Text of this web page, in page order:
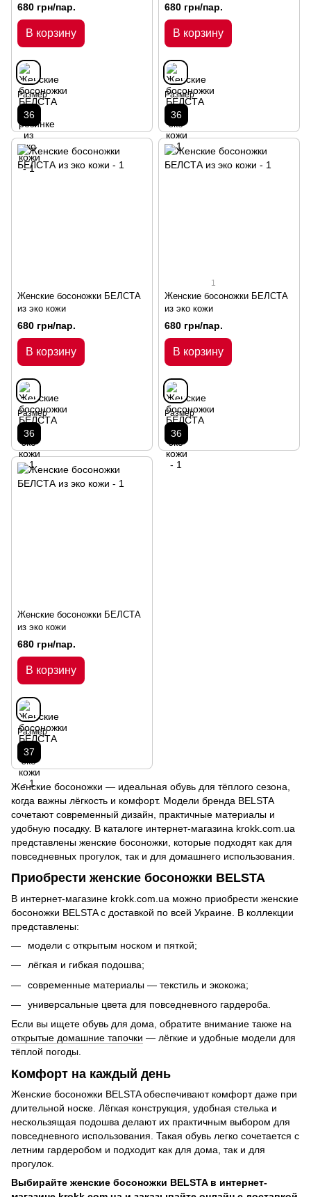
680 грн/пар.
В корзину
Размер
36
680 грн/пар.
В корзину
Размер
36
Женские босоножки БЕЛСТА
из эко кожи
680 грн/пар.
В корзину
Размер
36
1
Женские босоножки БЕЛСТА
из эко кожи
680 грн/пар.
В корзину
Размер
36
Женские босоножки БЕЛСТА
из эко кожи
680 грн/пар.
В корзину
Размер
37
Женские босоножки — идеальная обувь для тёплого сезона,
когда важны лёгкость и комфорт. Модели бренда BELSTA
сочетают современный дизайн, практичные материалы и
удобную посадку. В каталоге интернет-магазина krokk.com.ua
представлены женские босоножки, которые подходят как для
повседневных прогулок, так и для домашнего использования.
Приобрести женские босоножки BELSTA
В интернет-магазине krokk.com.ua можно приобрести женские
босоножки BELSTA с доставкой по всей Украине. В коллекции
представлены:
модели с открытым носком и пяткой;
лёгкая и гибкая подошва;
современные материалы — текстиль и экокожа;
универсальные цвета для повседневного гардероба.
Если вы ищете обувь для дома, обратите внимание также на
открытые домашние тапочки — лёгкие и удобные модели для
тёплой погоды.
Комфорт на каждый день
Женские босоножки BELSTA обеспечивают комфорт даже при
длительной носке. Лёгкая конструкция, удобная стелька и
нескользящая подошва делают их практичным выбором для
повседневного использования. Такая обувь легко сочетается с
летним гардеробом и подходит как для дома, так и для
прогулок.
Выбирайте женские босоножки BELSTA в интернет-